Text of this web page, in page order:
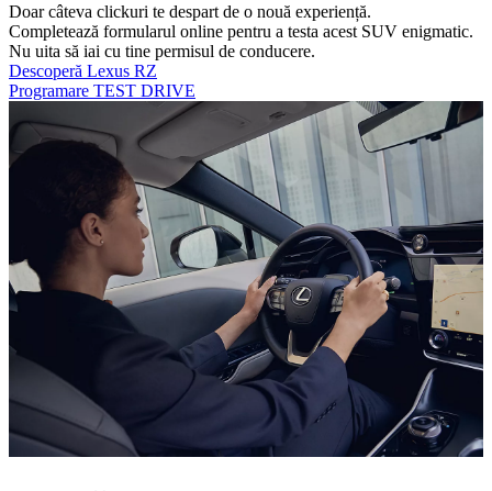
Doar câteva clickuri te despart de o nouă experiență.
Completează formularul online pentru a testa acest SUV enigmatic.
Nu uita să iai cu tine permisul de conducere.
Descoperă Lexus RZ
Programare TEST DRIVE